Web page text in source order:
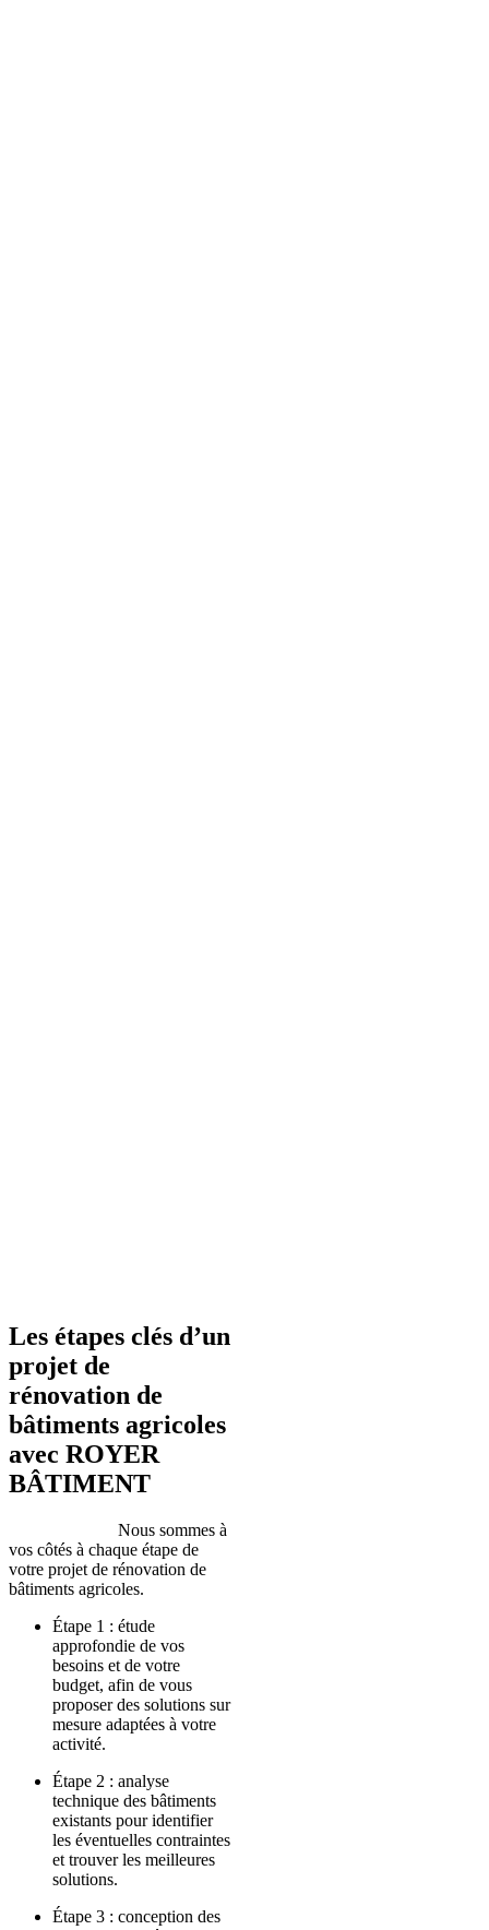
Les étapes clés d’un
projet de
rénovation de
bâtiments agricoles
avec ROYER
BÂTIMENT
Nous sommes à
vos côtés à chaque étape de
votre projet de rénovation de
bâtiments agricoles.
Étape 1 : étude
approfondie de vos
besoins et de votre
budget, afin de vous
proposer des solutions sur
mesure adaptées à votre
activité.
Étape 2 : analyse
technique des bâtiments
existants pour identifier
les éventuelles contraintes
et trouver les meilleures
solutions.
Étape 3 : conception des